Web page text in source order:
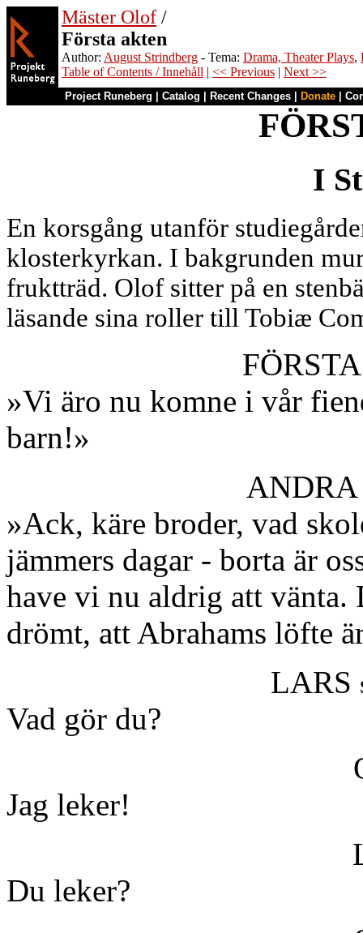
Mäster Olof /
Första akten
Author: August Strindberg - Tema: Drama, Theater Plays,
Table of Contents / Innehåll | << Previous | Next >>
Project Runeberg Catalog Recent Changes Donate
I
En korsgång utanför
klosterkyrkan. I bakgrunden
fruktträd. Olof sitter på en
läsande sina roller till Tobiæ
»Vi äro nu komne i vår
barn!»
»Ack, käre broder, vad
jämmers dagar - borta är
have vi nu aldrig att vänta.
drömt, att Abrahams löfte
LARS
Vad gör du?
Jag leker!
Du leker?